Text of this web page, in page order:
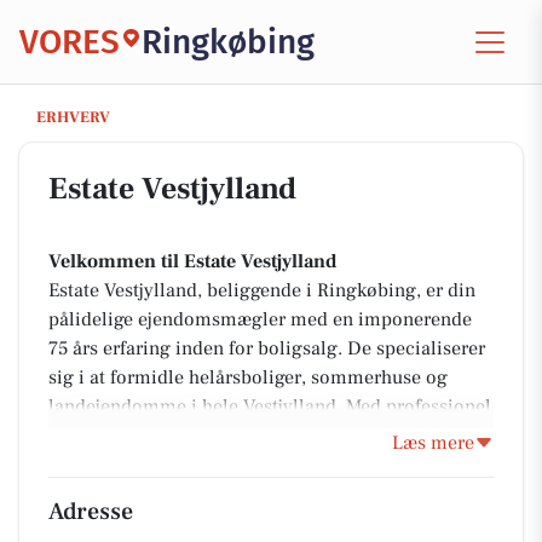
VORES Ringkøbing
ERHVERV
Estate Vestjylland
Estate Vestjylland
Velkommen til Estate Vestjylland
Estate Vestjylland, beliggende i Ringkøbing, er din
pålidelige ejendomsmægler med en imponerende
75 års erfaring inden for boligsalg. De specialiserer
sig i at formidle helårsboliger, sommerhuse og
landejendomme i hele Vestjylland. Med professionel
rådgivning, grundig salgsvurdering og en dyb
kunder får den bedst mulige oplevelse med
Læs mere
Adresse